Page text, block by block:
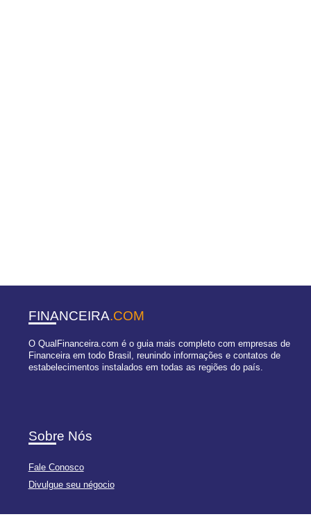
FINANCEIRA.COM
O QualFinanceira.com é o guia mais completo com empresas de
Financeira em todo Brasil, reunindo informações e contatos de
estabelecimentos instalados em todas as regiões do país.
Sobre Nós
Fale Conosco
Divulgue seu négocio